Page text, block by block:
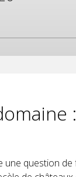
question de